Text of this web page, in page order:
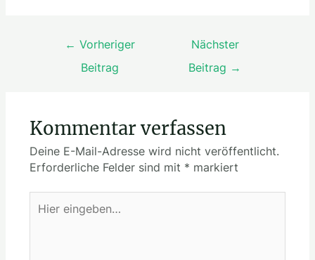
← Vorheriger
Beitrag
Nächster
Beitrag →
Kommentar verfassen
Deine E-Mail-Adresse wird nicht veröffentlicht.
Erforderliche Felder sind mit * markiert
eingeben…